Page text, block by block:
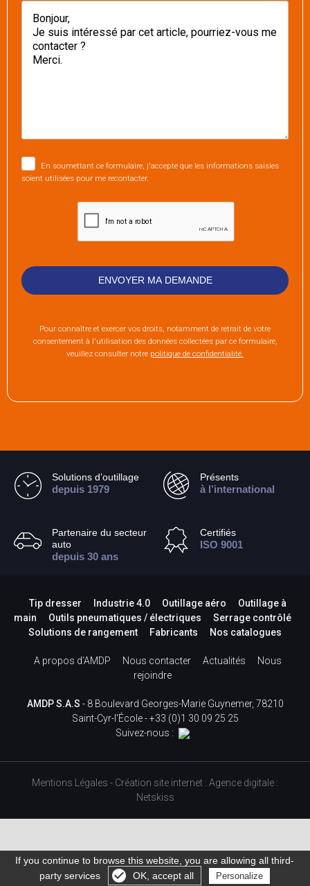
En soumettant ce formulaire, j'accepte que les informations saisies
soient utilisées pour me recontacter.
Pour connaître et exercer vos droits, notamment de retrait de votre
consentement à l'utilisation des données collectées par ce formulaire,
veuillez consulter notre politique de confidentialité.
Solutions d’outillage
depuis 1979
Présents
à l’international
Partenaire du secteur
auto
depuis 30 ans
Certifiés
ISO 9001
Tip dresser Industrie 4.0 Outillage aéro
Outillage à
main
Outils pneumatiques / électriques
Serrage contrôlé
Solutions de rangement
Fabricants Nos catalogues
A propos d’AMDP Nous contacter Actualités
Nous
rejoindre
AMDP S.A.S - 8 Boulevard Georges-Marie Guynemer, 78210
Saint-Cyr-l'École -+33 (0)1 30 09 25 25
Suivez-nous :
Mentions Légales - Création site internet : Agence digitale :
Netskiss
Gérer les cookies
If you continue to browse this website, you are allowing all third-
party services
OK, accept all Personalize